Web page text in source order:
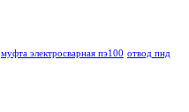
муфта электросварная пэ100 отвод пнд